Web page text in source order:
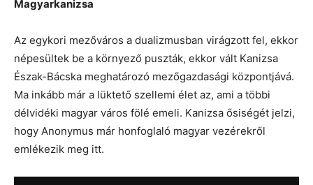
Magyarkanizsa
Az egykori mezőváros a dualizmusban virágzott fel, ekkor
népesültek be a környező puszták, ekkor vált Kanizsa
Észak-Bácska meghatározó mezőgazdasági központjává.
Ma inkább már a lüktető szellemi élet az, ami a többi
délvidéki magyar város fölé emeli. Kanizsa ősiségét jelzi,
hogy Anonymus már honfoglaló magyar vezérekről
emlékezik meg itt.